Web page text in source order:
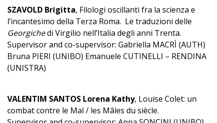
SZAVOLD Brigitta, Filologi oscillanti fra la scienza e
l’incantesimo della Terza Roma. Le traduzioni delle
Georgichedi Virgilio nell’Italia degli anni Trenta.
Supervisor and co-supervisor: Gabriella MACRÌ (AUTH)
Bruna PIERI (UNIBO) Emanuele CUTINELLI – RENDINA
(UNISTRA)
VALENTIM SANTOS Lorena Kathy, Louise Colet: un
combat contre le Mal / les Mâles du siècle.